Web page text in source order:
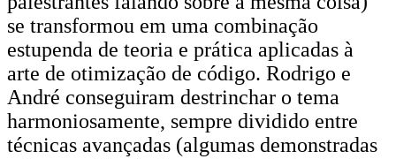
se transformou em uma combinação
estupenda de teoria e prática aplicadas à
arte de otimização de código. Rodrigo e
André conseguiram destrinchar o tema
harmoniosamente, sempre dividido entre
técnicas avançadas (algumas demonstradas